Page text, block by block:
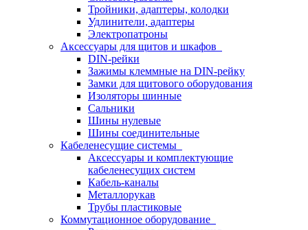
Тройники, адаптеры, колодки
Удлинители, адаптеры
Электропатроны
Аксессуары для щитов и шкафов
DIN-рейки
Зажимы клеммные на DIN-рейку
Замки для щитового оборудования
Изоляторы шинные
Сальники
Шины нулевые
Шины соединительные
Кабеленесущие системы
Аксессуары и комплектующие
кабеленесущих систем
Кабель-каналы
Металлорукав
Трубы пластиковые
Коммутационное оборудование